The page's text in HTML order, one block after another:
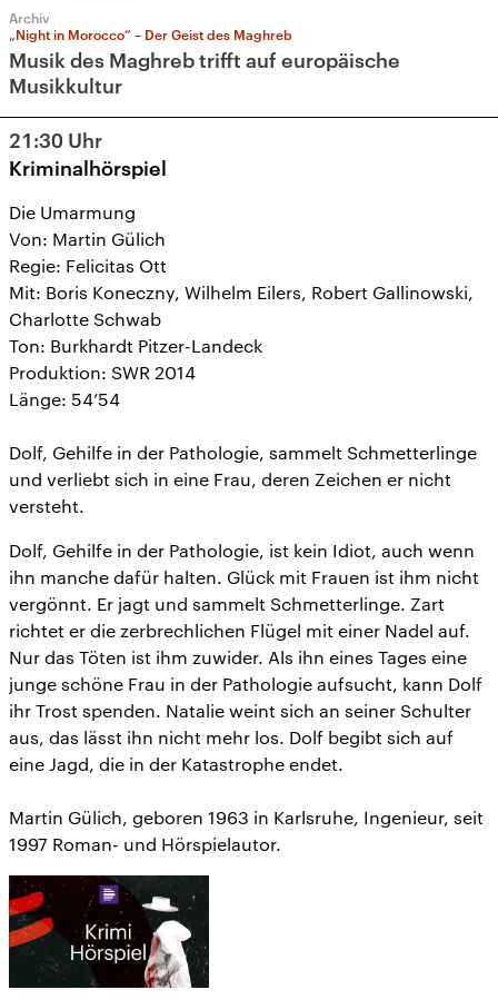
Archiv
„Night in Morocco“ – Der Geist des Maghreb
Musik des Maghreb trifft auf europäische
Musikkultur
21:30 Uhr
Kriminalhörspiel
Die Umarmung
Von: Martin Gülich
Regie: Felicitas Ott
Mit: Boris Koneczny, Wilhelm Eilers, Robert Gallinowski,
Charlotte Schwab
Ton: Burkhardt Pitzer-Landeck
Produktion: SWR 2014
Länge: 54’54
Dolf, Gehilfe in der Pathologie, sammelt Schmetterlinge
und verliebt sich in eine Frau, deren Zeichen er nicht
versteht.
Dolf, Gehilfe in der Pathologie, ist kein Idiot, auch wenn
ihn manche dafür halten. Glück mit Frauen ist ihm nicht
vergönnt. Er jagt und sammelt Schmetterlinge. Zart
richtet er die zerbrechlichen Flügel mit einer Nadel auf.
Nur das Töten ist ihm zuwider. Als ihn eines Tages eine
junge schöne Frau in der Pathologie aufsucht, kann Dolf
ihr Trost spenden. Natalie weint sich an seiner Schulter
aus, das lässt ihn nicht mehr los. Dolf begibt sich auf
eine Jagd, die in der Katastrophe endet.
Martin Gülich, geboren 1963 in Karlsruhe, Ingenieur, seit
1997 Roman- und Hörspielautor.